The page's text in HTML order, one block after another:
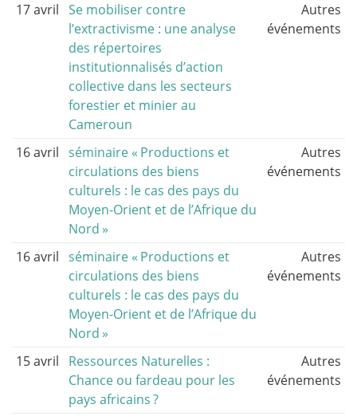
17 avril Se mobiliser contre
l’extractivisme : une analyse
des répertoires
institutionnalisés d’action
collective dans les secteurs
forestier et minier au
Cameroun
Autres
événements
16 avril séminaire « Productions et
circulations des biens
culturels : le cas des pays du
Moyen-Orient et de l’Afrique du
Nord »
Autres
événements
16 avril séminaire « Productions et
circulations des biens
culturels : le cas des pays du
Moyen-Orient et de l’Afrique du
Nord »
Autres
événements
15 avril
Ressources Naturelles :
Chance ou fardeau pour les
pays africains?
Autres
événements